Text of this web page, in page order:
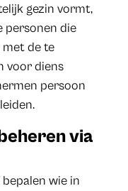
gezin vormt,
personen die
de te
voor diens
persoon
via
wie in